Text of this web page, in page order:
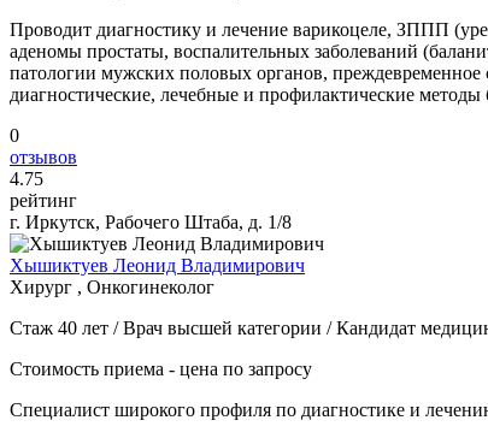
Проводит диагностику и лечение варикоцеле, ЗППП
аденомы простаты, воспалительных заболеваний
патологии мужских половых органов, преждевременное
диагностические, лечебные и профилактические
0
отзывов
4.75
рейтинг
г. Иркутск, Рабочего Штаба, д. 1/8
Хышиктуев Леонид Владимирович
Хирург , Онкогинеколог
Стаж 40 лет / Врач высшей категории / Кандидат
Стоимость приема - цена по запросу
Специалист широкого профиля по диагностике и